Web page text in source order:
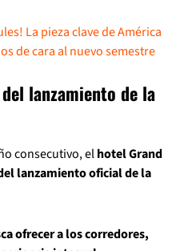
La pieza clave de América
de cara al nuevo semestre
lanzamiento de la
consecutivo, elhotel Grand
lanzamiento oficial de la
ofrecer a los corredores,